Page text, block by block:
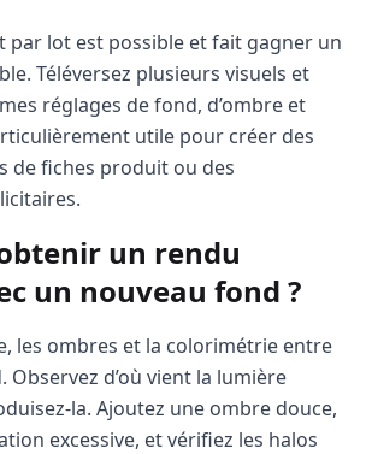
par lot est possible et fait gagner un
Téléversez plusieurs visuels et
réglages de fond, d’ombre et
utile pour créer des
de fiches produit ou des
un rendu
un nouveau fond ?
les ombres et la colorimétrie entre
Observez d’où vient la lumière
la. Ajoutez une ombre douce,
excessive, et vérifiez les halos